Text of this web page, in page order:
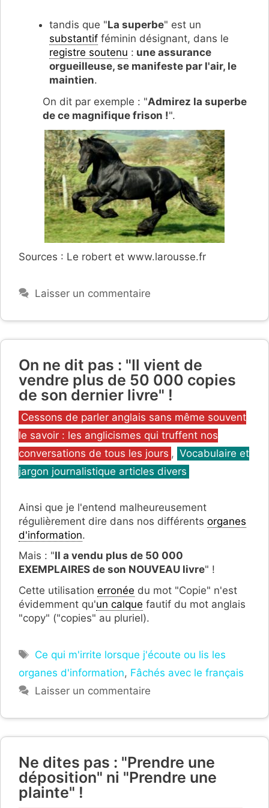
tandis que "La superbe" est un
substantif féminin désignant, dans le
registre soutenu : une assurance
orgueilleuse, se manifeste par l'air, le
maintien.
On dit par exemple : "Admirez la superbe
de ce magnifique frison !".
Sources : Le robert et www.larousse.fr
Laisser un commentaire
On ne dit pas : "Il vient de
vendre plus de 50 000 copies
de son dernier livre" !
Catégories
Cessons de parler anglais sans même souvent
le savoir : les anglicismes qui truffent nos
conversations de tous les jours , Vocabulaire et
jargon journalistique articles divers
Ainsi que je l'entend malheureusement
régulièrement dire dans nos différents organes
d'information.
Mais : "Il a vendu plus de 50 000
EXEMPLAIRES de son NOUVEAU livre" !
Cette utilisation erronée du mot "Copie" n'est
évidemment qu'un calque fautif du mot anglais
"copy" ("copies" au pluriel).
Étiquettes
Ce qui m'irrite lorsque j'écoute ou lis les
organes d'information, Fâchés avec le français
Laisser un commentaire
Ne dites pas : "Prendre une
déposition" ni "Prendre une
plainte" !